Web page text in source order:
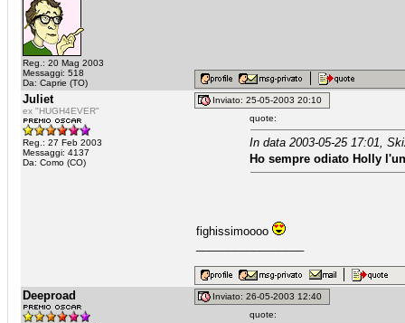
Reg.: 20 Mag 2003
Messaggi: 518
Da: Caprie (TO)
Juliet
ex "HUGH4EVER"
Reg.: 27 Feb 2003
Messaggi: 4137
Da: Como (CO)
Inviato: 25-05-2003 20:10
quote:
In data 2003-05-25 17:01,
Ho sempre odiato Holly
fighissimoooo
Deeproad
Inviato: 26-05-2003 12:40
quote: